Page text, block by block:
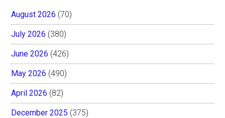
August 2026 (70)
July 2026 (380)
June 2026 (426)
May 2026 (490)
April 2026 (82)
December 2025 (375)